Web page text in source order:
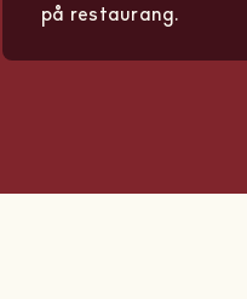
på restaurang.